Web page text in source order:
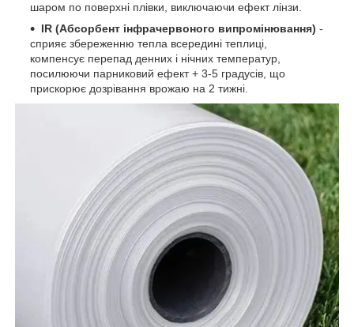
шаром по поверхні плівки, виключаючи ефект лінзи.
IR (Абсорбент інфрачервоного випромінювання) -
сприяє збереженню тепла всередині теплиці,
компенсує перепад денних і нічних температур,
посилюючи парниковий ефект + 3-5 градусів, що
прискорює дозрівання врожаю на 2 тижні.